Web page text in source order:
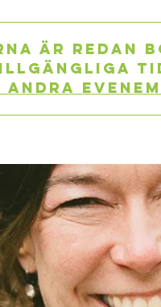
är redan
andra